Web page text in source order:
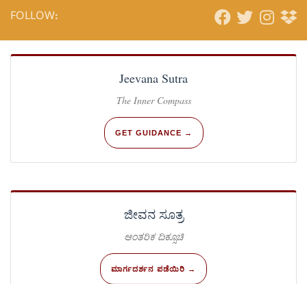
FOLLOW:
Jeevana Sutra
The Inner Compass
GET GUIDANCE →
ಜೀವನ ಸೂತ್ರ
ಆಂತರಿಕ ದಿಕ್ಸೂಚಿ
ಮಾರ್ಗದರ್ಶನ ಪಡೆಯಿರಿ →